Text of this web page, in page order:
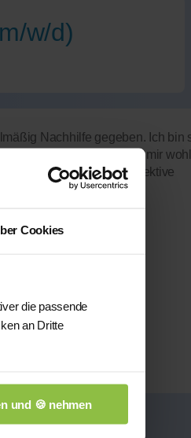
Cookies
die passende
an Dritte
und 🍪 nehmen
w/d)
Nachhilfe gegeben. Ich bin
dass sich Schüler bei mir
(Note 1,8) kenne ich effektive